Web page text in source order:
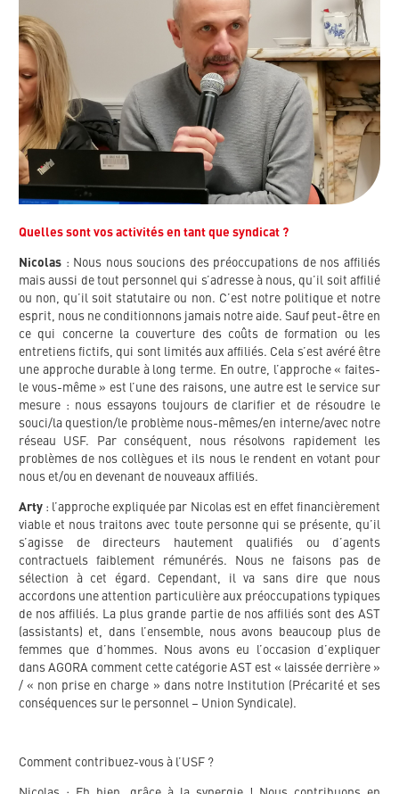
Quelles sont vos activités en tant que syndicat ?
Nicolas : Nous nous soucions des préoccupations de nos affiliés
mais aussi de tout personnel qui s’adresse à nous, qu’il soit affilié
ou non, qu’il soit statutaire ou non. C’est notre politique et notre
esprit, nous ne conditionnons jamais notre aide. Sauf peut-être en
ce qui concerne la couverture des coûts de formation ou les
entretiens fictifs, qui sont limités aux affiliés. Cela s’est avéré être
une approche durable à long terme. En outre, l’approche « faites-
le vous-même » est l’une des raisons, une autre est le service sur
mesure : nous essayons toujours de clarifier et de résoudre le
souci/la question/le problème nous-mêmes/en interne/avec notre
réseau USF. Par conséquent, nous résolvons rapidement les
problèmes de nos collègues et ils nous le rendent en votant pour
nous et/ou en devenant de nouveaux affiliés.
Arty : l’approche expliquée par Nicolas est en effet financièrement
viable et nous traitons avec toute personne qui se présente, qu’il
s’agisse de directeurs hautement qualifiés ou d’agents
contractuels faiblement rémunérés. Nous ne faisons pas de
sélection à cet égard. Cependant, il va sans dire que nous
accordons une attention particulière aux préoccupations typiques
de nos affiliés. La plus grande partie de nos affiliés sont des AST
(assistants) et, dans l’ensemble, nous avons beaucoup plus de
femmes que d’hommes. Nous avons eu l’occasion d’expliquer
dans AGORA comment cette catégorie AST est « laissée derrière »
/ « non prise en charge » dans notre Institution (Précarité et ses
conséquences sur le personnel – Union Syndicale).
Comment contribuez-vous à l’USF ?